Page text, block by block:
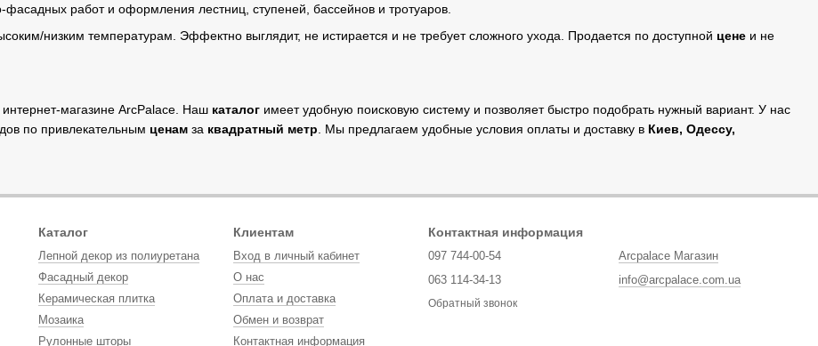
работ и оформления лестниц, ступеней, бассейнов и тротуаров.
низким температурам. Эффектно выглядит, не истирается и не требует сложного ухода. Продается по доступной цене и не
магазине ArcPalace. Наш каталог имеет удобную поисковую систему и позволяет быстро подобрать нужный вариант. У нас
по привлекательным ценам за квадратный метр . Мы предлагаем удобные условия оплаты и доставку в Киев, Одессу,
Каталог
Лепной декор из полиуретана
Фасадный декор
Керамическая плитка
Мозаика
Рулонные шторы
Клиентам
Вход в личный кабинет
О нас
Оплата и доставка
Обмен и возврат
Контактная информация
Контактная информация
097 744-00-54
063 114-34-13
Обратный звонок
Arcpalace Магазин
info@arcpalace.com.ua